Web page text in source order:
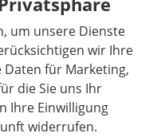
um unsere Dienste
wir Ihre
für Marketing,
die Sie uns Ihr
Ihre Einwilligung
widerrufen.